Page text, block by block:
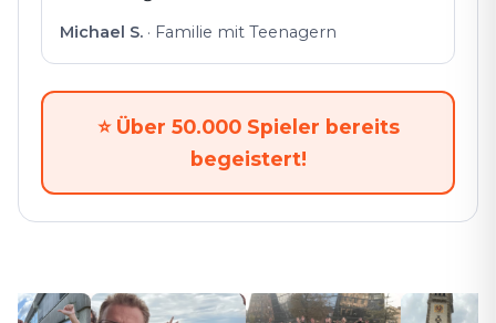
Michael S. · Familie mit Teenagern
⭐ Über 50.000 Spieler bereits
begeistert!